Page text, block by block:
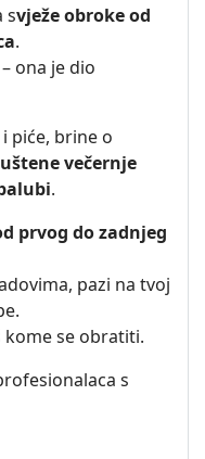
svježe obroke od
.
ona je dio
piće, brine o
večernje
.
prvog do zadnjeg
pazi na tvoj
kome se obratiti.
s